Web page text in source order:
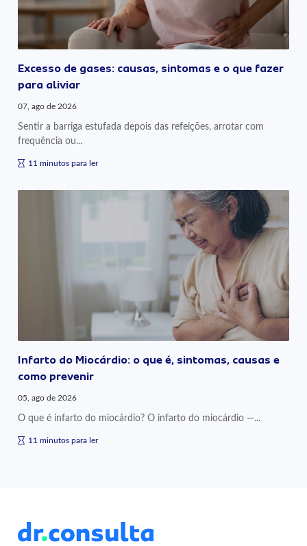
Excesso de gases: causas, sintomas e o que fazer
para aliviar
07, ago de 2026
Sentir a barriga estufada depois das refeições, arrotar com
frequência ou...
11 minutos para ler
Infarto do Miocárdio: o que é, sintomas, causas e
como prevenir
05, ago de 2026
O que é infarto do miocárdio? O infarto do miocárdio —...
11 minutos para ler